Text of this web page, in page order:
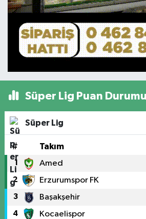
Süper Lig Puan Durumu
Süper Lig
# Takım
1 Amed
2 Erzurumspor FK
3 Başakşehir
4 Kocaelispor